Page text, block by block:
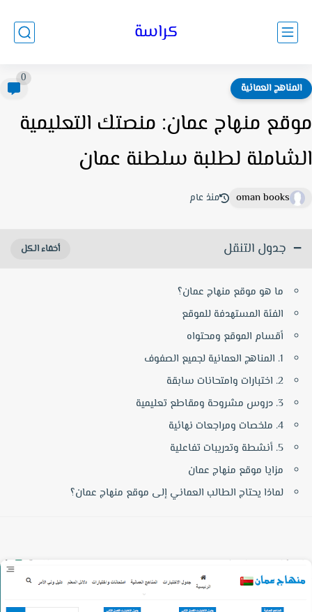
كراسة
العمانية
منهاج عمان: منصتك التعليمية
لطلبة سلطنة عمان
oman books منذ عام
جدول التنقل
ما هو موقع منهاج عمان؟
الفئة المستهدفة للموقع
أقسام الموقع ومحتواه
1. المناهج العمانية لجميع الصفوف
2. اختبارات وامتحانات سابقة
3. دروس مشروحة ومقاطع تعليمية
4. ملخصات ومراجعات نهائية
5. أنشطة وتدريبات تفاعلية
مزايا موقع منهاج عمان
لماذا يحتاج الطالب العماني إلى موقع منهاج عمان؟